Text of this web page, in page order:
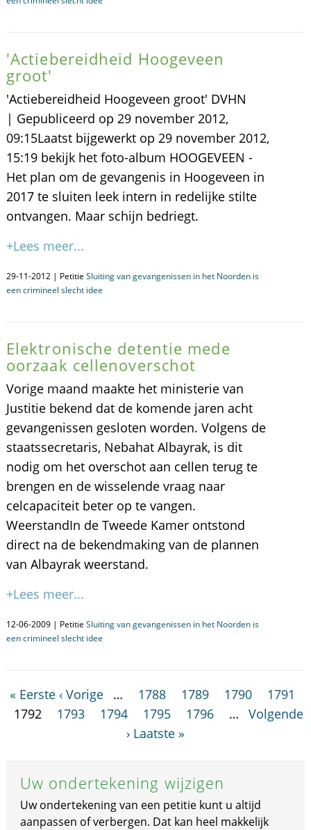
'Actiebereidheid Hoogeveen
groot'
'Actiebereidheid Hoogeveen groot' DVHN
| Gepubliceerd op 29 november 2012,
09:15Laatst bijgewerkt op 29 november 2012,
15:19 bekijk het foto-album HOOGEVEEN -
Het plan om de gevangenis in Hoogeveen in
2017 te sluiten leek intern in redelijke stilte
ontvangen. Maar schijn bedriegt.
+Lees meer...
29-11-2012 | Petitie Sluiting van gevangenissen in het Noorden is
een crimineel slecht idee
Elektronische detentie mede
oorzaak cellenoverschot
Vorige maand maakte het ministerie van
Justitie bekend dat de komende jaren acht
gevangenissen gesloten worden. Volgens de
staatssecretaris, Nebahat Albayrak, is dit
nodig om het overschot aan cellen terug te
brengen en de wisselende vraag naar
celcapaciteit beter op te vangen.
WeerstandIn de Tweede Kamer ontstond
direct na de bekendmaking van de plannen
van Albayrak weerstand.
+Lees meer...
12-06-2009 | Petitie Sluiting van gevangenissen in het Noorden is
een crimineel slecht idee
« Eerste ‹ Vorige … 1788 1789 1790
1791
1792
1793 1794 1795 1796 …
Volgende
› Laatste »
Uw ondertekening wijzigen
Uw ondertekening van een petitie kunt u altijd
aanpassen of verbergen. Dat kan heel makkelijk